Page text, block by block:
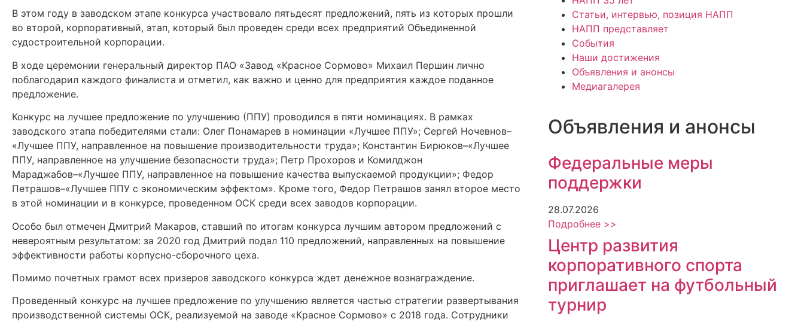
В этом году в заводском этапе конкурса участвовало пятьдесят предложений, пять из которых прошли
во второй, корпоративный, этап, который был проведен среди всех предприятий Объединенной
судостроительной корпорации.
В ходе церемонии генеральный директор ПАО «Завод «Красное Сормово» Михаил Першин лично
поблагодарил каждого финалиста и отметил, как важно и ценно для предприятия каждое поданное
предложение.
Конкурс на лучшее предложение по улучшению (ППУ) проводился в пяти номинациях. В рамках
заводского этапа победителями стали: Олег Понамарев в номинации «Лучшее ППУ»; Сергей Ночевнов–
«Лучшее ППУ, направленное на повышение производительности труда»; Константин Бирюков–«Лучшее
ППУ, направленное на улучшение безопасности труда»; Петр Прохоров и Комилджон
Мараджабов–«Лучшее ППУ, направленное на повышение качества выпускаемой продукции»; Федор
Петрашов–«Лучшее ППУ с экономическим эффектом». Кроме того, Федор Петрашов занял второе место
в этой номинации и в конкурсе, проведенном ОСК среди всех заводов корпорации.
Особо был отмечен Дмитрий Макаров, ставший по итогам конкурса лучшим автором предложений с
невероятным результатом: за 2020 год Дмитрий подал 110 предложений, направленных на повышение
эффективности работы корпусно-сборочного цеха.
Помимо почетных грамот всех призеров заводского конкурса ждет денежное вознаграждение.
Проведенный конкурс на лучшее предложение по улучшению является частью стратегии развертывания
производственной системы ОСК, реализуемой на заводе «Красное Сормово» с 2018 года. Сотрудники
Статьи, интервью, позиция НАПП
НАПП представляет
События
Наши достижения
Объявления и анонсы
Медиагалерея
Объявления и анонсы
Федеральные меры
поддержки
28.07.2026
Подробнее >>
Центр развития
корпоративного спорта
приглашает на футбольный
турнир